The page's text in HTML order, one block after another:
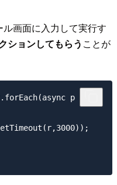
画面に入力して実行す
ションしてもらう ことが
p => {